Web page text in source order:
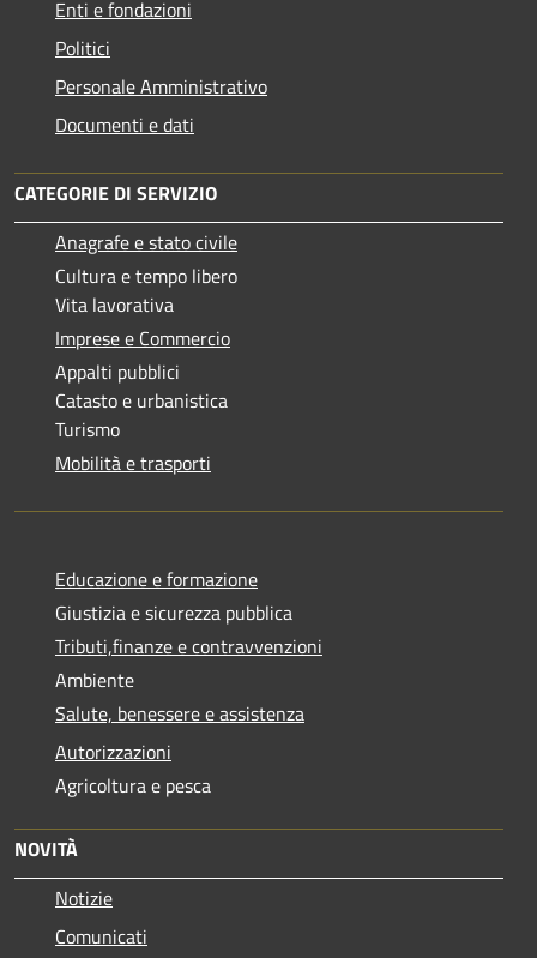
Enti e fondazioni
Politici
Personale Amministrativo
Documenti e dati
CATEGORIE DI SERVIZIO
Anagrafe e stato civile
Cultura e tempo libero
Vita lavorativa
Imprese e Commercio
Appalti pubblici
Catasto e urbanistica
Turismo
Mobilità e trasporti
Educazione e formazione
Giustizia e sicurezza pubblica
Tributi,finanze e contravvenzioni
Ambiente
Salute, benessere e assistenza
Autorizzazioni
Agricoltura e pesca
NOVITÀ
Notizie
Comunicati